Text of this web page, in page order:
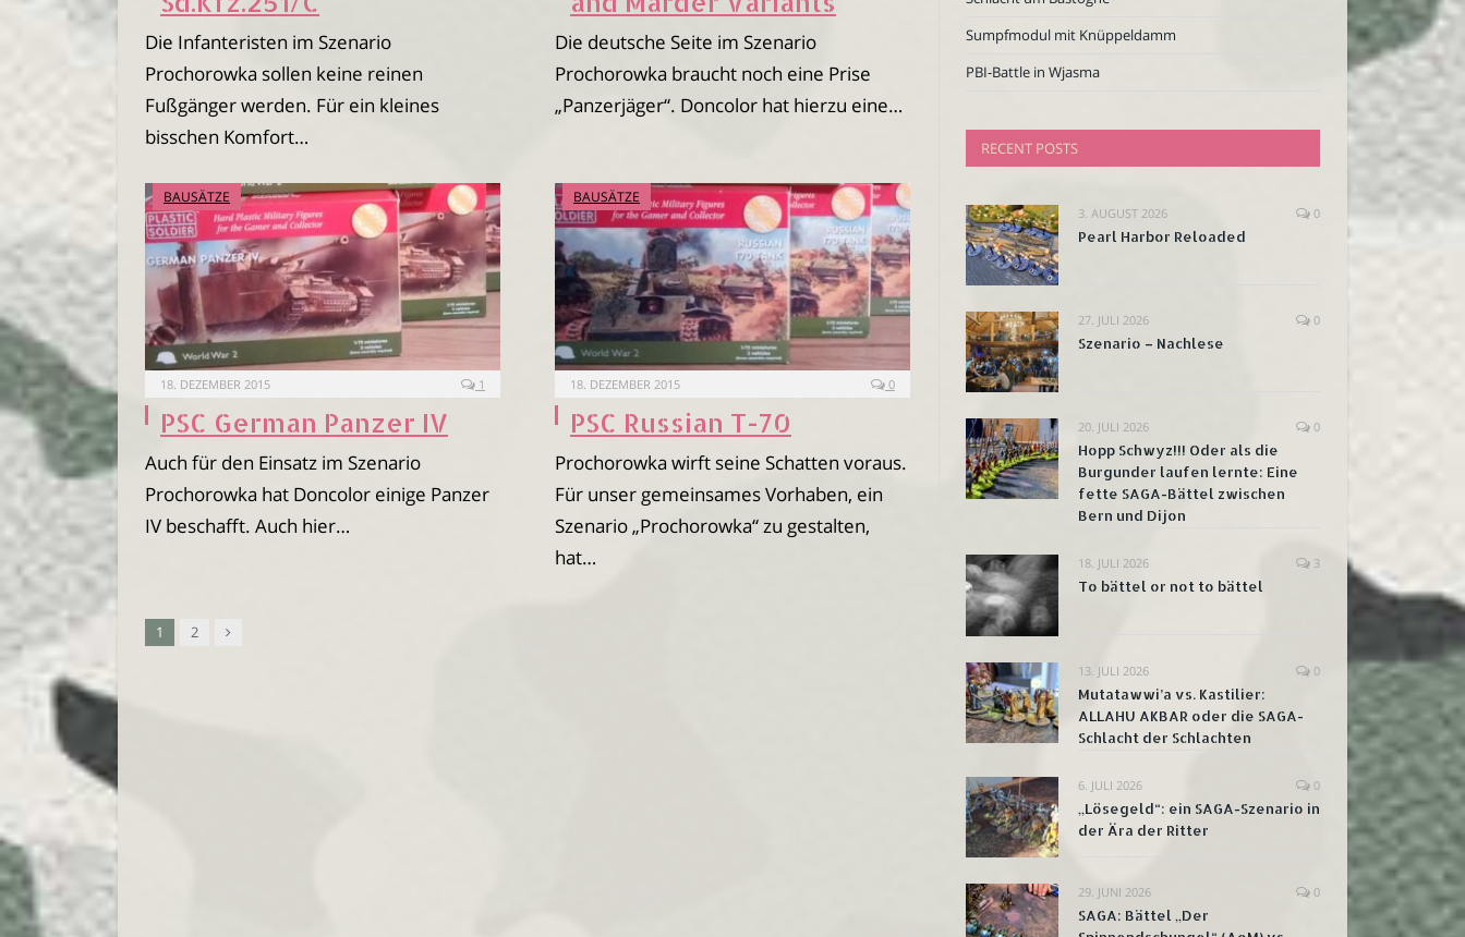
Die Infanteristen im Szenario
Prochorowka sollen keine reinen
Fußgänger werden. Für ein kleines
bisschen Komfort…
Die deutsche Seite im Szenario
Prochorowka braucht noch eine Prise
„Panzerjäger“. Doncolor hat hierzu eine…
BAUSÄTZE
18. DEZEMBER 2015 1
PSC German Panzer IV
Auch für den Einsatz im Szenario
Prochorowka hat Doncolor einige Panzer
IV beschafft. Auch hier…
BAUSÄTZE
18. DEZEMBER 2015 0
PSC Russian T-70
Prochorowka wirft seine Schatten voraus.
Für unser gemeinsames Vorhaben, ein
Szenario „Prochorowka“ zu gestalten,
hat…
1 2 Nachfolger
Sumpfmodul mit Knüppeldamm
PBI-Battle in Wjasma
RECENT POSTS
3. AUGUST 2026 0
Pearl Harbor Reloaded
27. JULI 2026 0
Szenario – Nachlese
20. JULI 2026 0
Hopp Schwyz!!! Oder als die
Burgunder laufen lernte: Eine
fette SAGA-Bättel zwischen
Bern und Dijon
18. JULI 2026 3
To bättel or not to bättel
13. JULI 2026 0
Mutatawwi’a vs. Kastilier:
ALLAHU AKBAR oder die SAGA-
Schlacht der Schlachten
6. JULI 2026 0
„Lösegeld“: ein SAGA-Szenario in
der Ära der Ritter
29. JUNI 2026 0
SAGA: Bättel „Der